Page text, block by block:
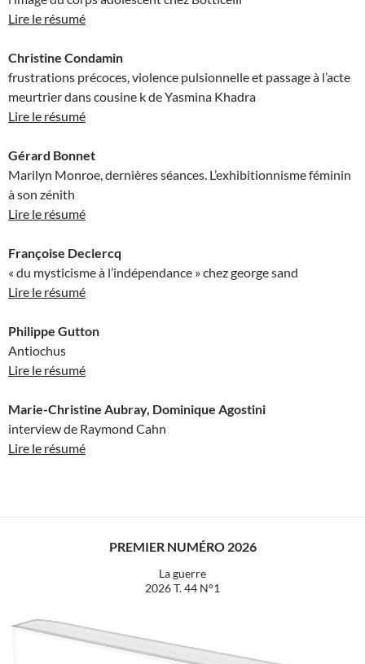
Lire le résumé
Christine Condamin
frustrations précoces, violence pulsionnelle et passage à l’acte
meurtrier dans cousine k de Yasmina Khadra
Lire le résumé
Gérard Bonnet
Marilyn Monroe, dernières séances. L’exhibitionnisme féminin
à son zénith
Lire le résumé
Françoise Declercq
« du mysticisme à l’indépendance » chez george sand
Lire le résumé
Philippe Gutton
Antiochus
Lire le résumé
Marie-Christine Aubray, Dominique Agostini
interview de Raymond Cahn
Lire le résumé
PREMIER NUMÉRO 2026
La guerre
2026 T. 44 N°1